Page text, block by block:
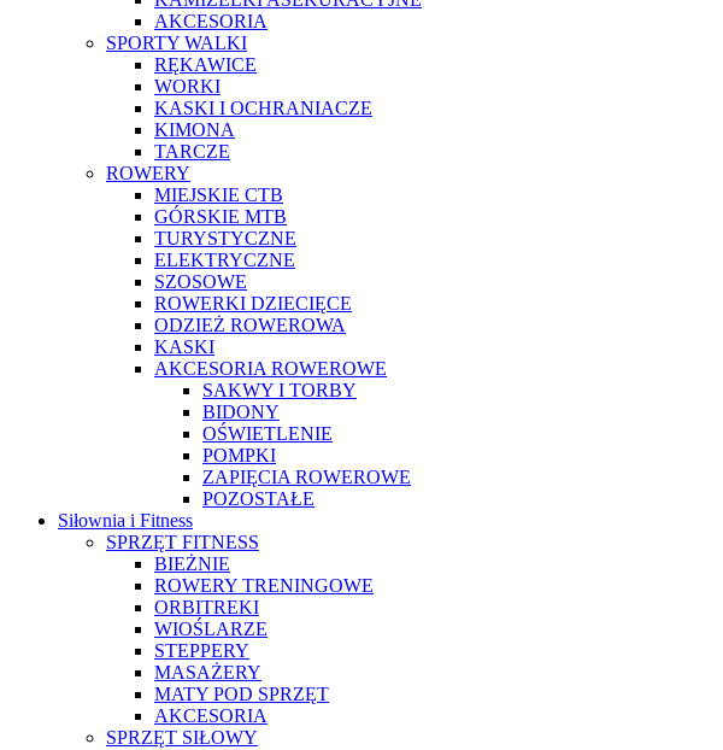
AKCESORIA
SPORTY WALKI
RĘKAWICE
WORKI
KASKI I OCHRANIACZE
KIMONA
TARCZE
ROWERY
MIEJSKIE CTB
GÓRSKIE MTB
TURYSTYCZNE
ELEKTRYCZNE
SZOSOWE
ROWERKI DZIECIĘCE
ODZIEŻ ROWEROWA
KASKI
AKCESORIA ROWEROWE
SAKWY I TORBY
BIDONY
OŚWIETLENIE
POMPKI
ZAPIĘCIA ROWEROWE
POZOSTAŁE
Siłownia i Fitness
SPRZĘT FITNESS
BIEŻNIE
ROWERY TRENINGOWE
ORBITREKI
WIOŚLARZE
STEPPERY
MASAŻERY
MATY POD SPRZĘT
AKCESORIA
SPRZĘT SIŁOWY